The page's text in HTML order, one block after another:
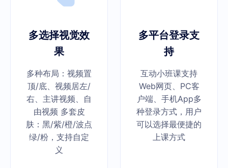
多选择视觉效
果
多种布局：视频置
顶/底、视频居左/
右、主讲视频、自
由视频 多套皮
肤：黑/紫/橙/波点
绿/粉，支持自定
义
多平台登录支
持
互动小班课支持
Web网页、PC客
户端、手机App多
种登录方式，用户
可以选择最便捷的
上课方式